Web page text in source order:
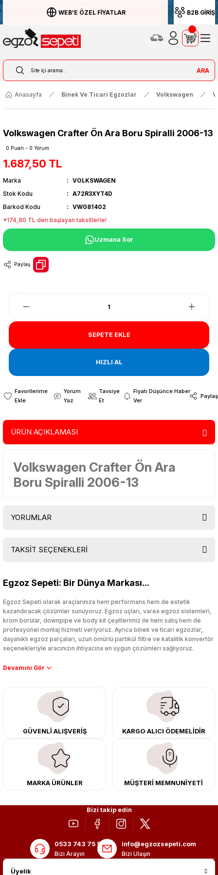
WEB'E ÖZEL FİYATLAR B2B GİRİŞ
ARA
Anasayfa Binek Ve Ticari Egzozlar Volkswagen
Volkswagen Crafter Ön Ara Boru Spiralli 2006-13
0 Puan - 0 Yorum
1.687,50 TL
Marka
VOLKSWAGEN
Stok Kodu
A72R3XYT4D
Barkod Kodu
VW081402
*174,80 TL den başlayan taksitlerle!
Uzmana Sor
Paylaş
SEPETE EKLE
HIZLI AL
Yorum
Yaz
Tavsiye
Et
Fiyatı Düşünce Haber
Ver
Paylaş
ÜRÜN AÇIKLAMASI
Volkswagen Crafter Ön Ara
Boru Spiralli 2006-13
YORUMLAR
TAKSİT SEÇENEKLERİ
Egzoz Sepeti: Bir Dünya Markası...
Egzoz Sepeti olarak araçlarınıza hem performans hem de estetik
kazandıracak çözümler sunuyoruz. Egzoz uçları, varex egzoz sistemleri,
krom borular, downpipe ve body kit çeşitlerimiz ile hem satış hem de
profesyonel montaj hizmeti veriyoruz. Ayrıca binek ve ticari egzozlar,
dayanıklı egzoz parçaları, uzun ömürlü partikül filtre ve katalitik konvertör
seçenekleriyle aracınızın ihtiyacına en uygun çözümleri sağlıyoruz.
Performans artışı isteyen sürücüler için özel performans egzozları ve
çıkma orijinal ürünler ile yenileyebilir, body kit uygulamalarıyla aracınızın
tasarımını ve aerodinamisini üst seviyeye taşıyabilirsiniz.
Tüm ürünlerimiz orijinal, dayanıklı ve uzun ömürlüdür. İstanbul’daki montaj
merkezimizde profesyonel montaj yapıyor, Türkiye’nin her yerine güvenli
kargo ile teslimat gerçekleştiriyoruz. Aracınıza değer katmak için doğru
adres: Egzoz Sepeti.
GÜVENLİ ALIŞVERİŞ KARGO ALICI ÖDEMELİDİR
MARKA ÜRÜNLER MÜŞTERİ MEMNUNİYETİ
Bizi takip edin
0533 743 75 56
Bizi Arayın
info@egzozsepeti.com
Bizi Ulaşın
Üyelik